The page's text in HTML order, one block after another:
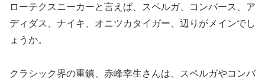
ローテクスニーカーと言えば、スペルガ、コンバース、ア
ディダス、ナイキ、オニツカタイガー、辺りがメインでし
ょうか。
クラシック界の重鎮、赤峰幸生さんは、スペルガやコンバ